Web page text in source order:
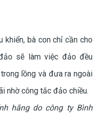
khiển, bà con chỉ cần cho
sẽ làm việc đảo đều
lồng và đưa ra ngoài
nhờ công tắc đảo chiều.
hãng do công ty Bình